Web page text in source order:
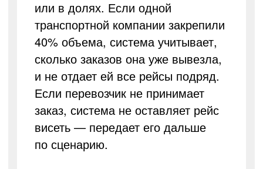
или в долях. Если одной
транспортной компании закрепили
40% объема, система учитывает,
сколько заказов она уже вывезла,
и не отдает ей все рейсы подряд.
Если перевозчик не принимает
заказ, система не оставляет рейс
висеть — передает его дальше
по сценарию.